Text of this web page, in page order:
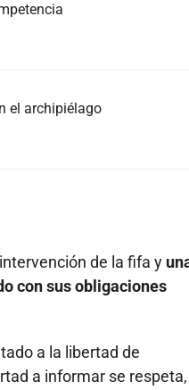
el archipiélago
de la fifa y
con sus obligaciones
a la libertad de
a informar se